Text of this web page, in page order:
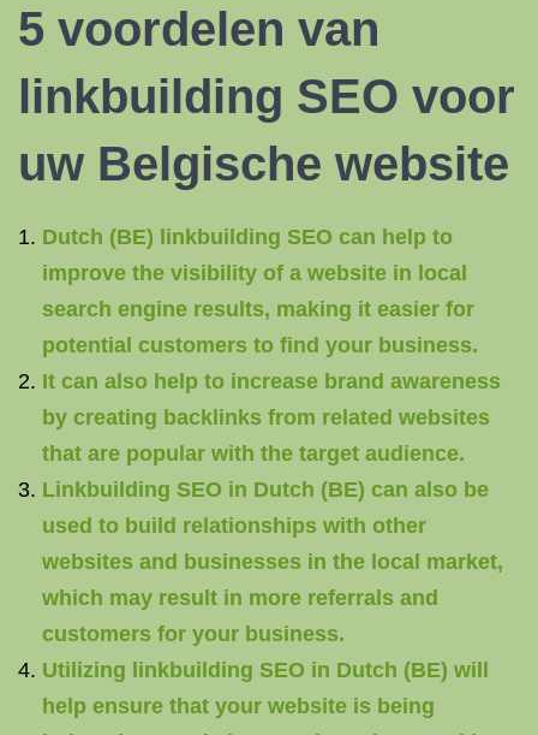
5 voordelen van
linkbuilding SEO voor
uw Belgische website
Dutch (BE) linkbuilding SEO can help to
improve the visibility of a website in local
search engine results, making it easier for
potential customers to find your business.
It can also help to increase brand awareness
by creating backlinks from related websites
that are popular with the target audience.
Linkbuilding SEO in Dutch (BE) can also be
used to build relationships with other
websites and businesses in the local market,
which may result in more referrals and
customers for your business.
Utilizing linkbuilding SEO in Dutch (BE) will
help ensure that your website is being